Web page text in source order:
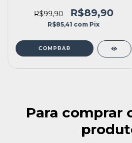
R$99,90 R$89,90
R$85,41 com Pix
Para comprar